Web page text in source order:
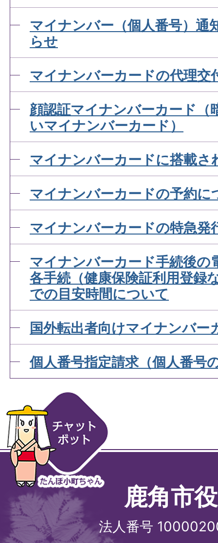
マイナンバー（個人番号）通
らせ
マイナンバーカードの代理交
顔認証マイナンバーカード（
いマイナンバーカード）
マイナンバーカードに搭載さ
マイナンバーカードの予約に
マイナンバーカードの特急発
マイナンバーカード手続後の
各手続（健康保険証利用登録
での目安時間について
国外転出者向けマイナンバー
個人番号指定請求（個人番号
鹿角市
法人番号